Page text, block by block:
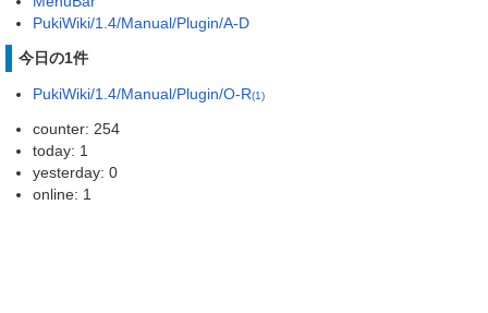
PukiWiki/1.4/Manual/Plugin/A-D
今日の1件
PukiWiki/1.4/Manual/Plugin/O-R(1)
counter: 254
today: 1
yesterday: 0
online: 1